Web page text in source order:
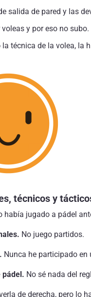
salida de pared y las
voleas y por eso no subo.
la técnica de la volea, la
técnicos y
había jugado a pádel
No juego partidos.
Nunca he participado
pádel. No sé nada del
de derecha, pero lo